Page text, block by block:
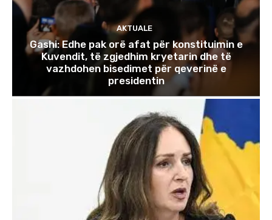
AKTUALE
Gashi: Edhe pak orë afat për konstituimin e
Kuvendit, të zgjedhim kryetarin dhe të
vazhdohen bisedimet për qeverinë e
presidentin